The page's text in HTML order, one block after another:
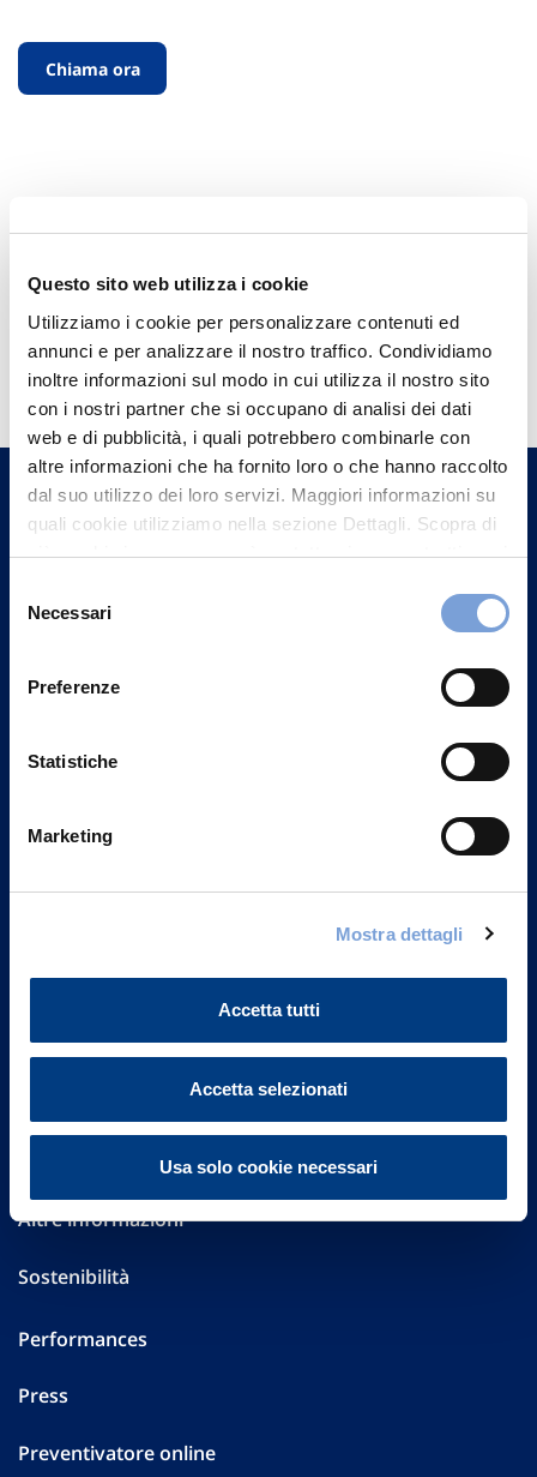
Questo sito web utilizza i cookie
Utilizziamo i cookie per personalizzare contenuti ed
annunci e per analizzare il nostro traffico. Condividiamo
inoltre informazioni sul modo in cui utilizza il nostro sito
con i nostri partner che si occupano di analisi dei dati
web e di pubblicità, i quali potrebbero combinarle con
altre informazioni che ha fornito loro o che hanno raccolto
dal suo utilizzo dei loro servizi. Maggiori informazioni su
quali cookie utilizziamo nella sezione Dettagli. Scopra di
più su chi siamo, come può contattarci e come trattiamo i
può trovare nel footer del sito nella sezione "Informativa
delNecessari
Preferenze
Statistiche
Marketing
Mostra dettagli
Accetta tutti
Accetta selezionati
Usa solo cookie necessari
Chiama ora
Hai bisogno di
informazioni?
Trova l'Agenzia più vicina a te e parla con
un nostro Agente.
Contattaci
FAQ
Investor Relations
Altre informazioni
Sostenibilità
Performances
Press
Preventivatore online